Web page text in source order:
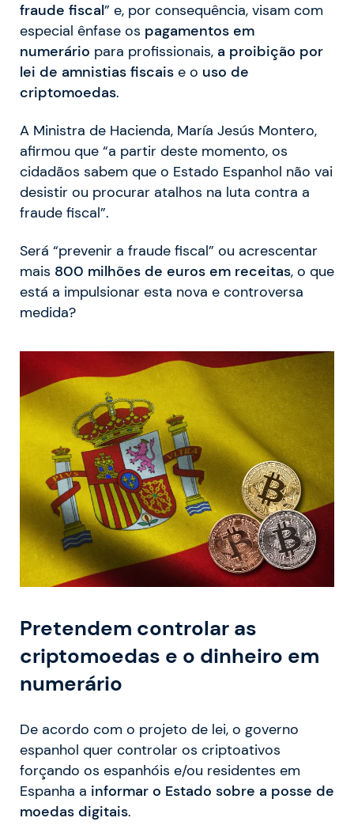
fraude fiscal” e, por consequência, visam com
especial ênfase os pagamentos em
numerário para profissionais, a proibição por
lei de amnistias fiscais e o uso de
criptomoedas.
A Ministra de Hacienda, María Jesús Montero,
afirmou que “a partir deste momento, os
cidadãos sabem que o Estado Espanhol não vai
desistir ou procurar atalhos na luta contra a
fraude fiscal”.
Será “prevenir a fraude fiscal” ou acrescentar
mais 800 milhões de euros em receitas, o que
está a impulsionar esta nova e controversa
medida?
Pretendem controlar as
criptomoedas e o dinheiro em
numerário
De acordo com o projeto de lei, o governo
espanhol quer controlar os criptoativos
forçando os espanhóis e/ou residentes em
Espanha a informar o Estado sobre a posse de
moedas digitais.